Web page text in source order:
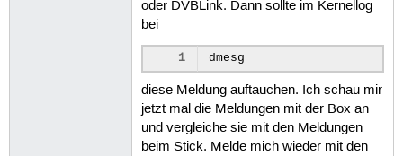
224
225
228
229
231
232
233
[   12.107777] dvb-usb: recv bulk
[   12.134070] dw2102: i2c
oder DVBLink. Dann sollte im Kernellog
bei
1
diese Meldung auftauchen. Ich schau mir
jetzt mal die Meldungen mit der Box an
und vergleiche sie mit den Meldungen
beim Stick. Melde mich wieder mit den